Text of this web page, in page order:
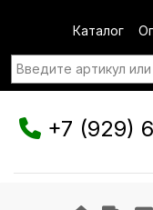
Каталог
+7 (929)